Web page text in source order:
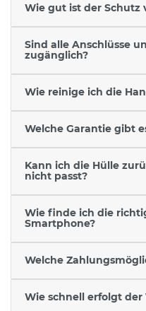
Wie gut ist der Schutz
Sind alle Anschlüsse
zugänglich?
Wie reinige ich die
Welche Garantie gibt
Kann ich die Hülle
nicht passt?
Wie finde ich die
Smartphone?
Welche
Wie schnell erfolgt der